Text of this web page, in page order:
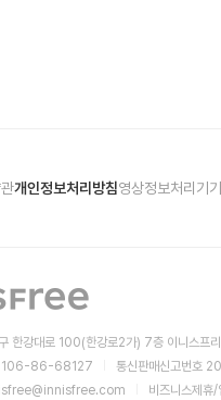
한강대로 100(한강로2가) 7층 이니스프리
106-86-68127
통신판매신고번호
비즈니스제휴/
개인정보처리방침영상정보처리기